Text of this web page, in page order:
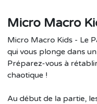
Micro Macro
Micro Macro Kids - Le
qui vous plonge dans
Préparez-vous à
chaotique !
Au début de la partie,